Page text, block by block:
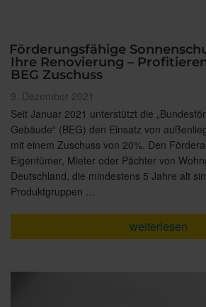
Förderungsfähige
Ihre Renovierung –
BEG Zuschuss
Veröffentlicht
am
9. Dezember 2021
Seit Januar 2021 unterstützt die
Gebäude“ (BEG) den Einsatz von
mit einem Zuschuss von 20%. Den
Eigentümer, Mieter oder Pächter von
Deutschland, die mindestens 5 Jahre alt
Produktgruppen …
weiterlesen